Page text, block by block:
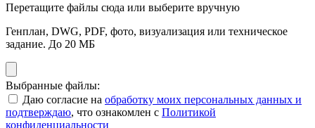
Перетащите файлы сюда или выберите вручную
Генплан, DWG, PDF, фото, визуализация или техническое
задание. До 20 МБ
Выбранные файлы:
Даю согласие на обработку моих персональных данных и
подтверждаю, что ознакомлен с Политикой
конфиденциальности